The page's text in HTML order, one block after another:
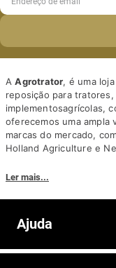
AAgrotrator, é uma
reposição para
implementosagrícolas,
oferecemos uma ampla
marcas do mercado,
Holland Agriculture e
competitivos. Nós
personalizado, com
Somos a solução ideal
Ler mais...
Ajuda